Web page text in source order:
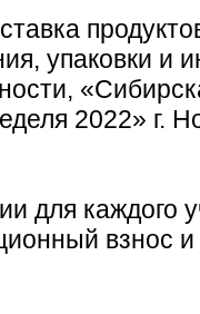
упаковки и
2022» г.
для каждого
взнос